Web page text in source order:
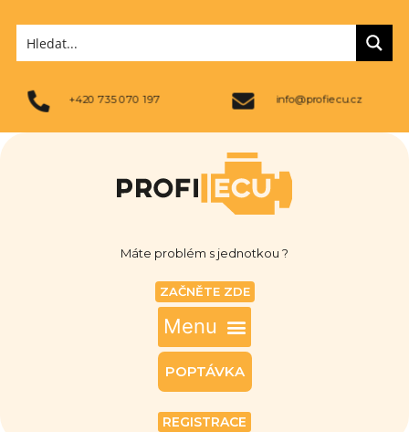
+420 735 070 197 info@profiecu.cz
Máte problém s jednotkou ?
ZAČNĚTE ZDE
POPTÁVKA
REGISTRACE